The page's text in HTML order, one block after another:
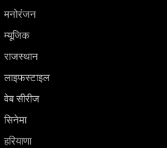
मनोरंजन
म्यूजिक
राजस्थान
लाइफस्टाइल
वेब सीरीज
सिनेमा
हरियाणा